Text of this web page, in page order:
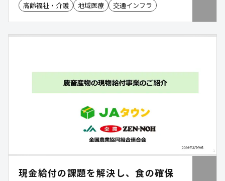
高齢福祉・介護 地域医療 交通インフラ
現金給付の課題を解決し、食の確保